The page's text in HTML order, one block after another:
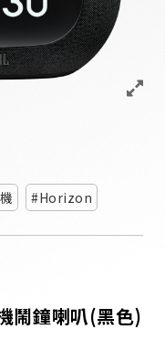
家用音
劇院系
Horizon
鬧鐘喇叭(黑色)